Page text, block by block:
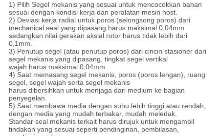
1) Pilih Segel mekanis yang sesuai untuk mencocokkan bahan
sesuai dengan kondisi kerja dan peralatan mesin host.
2) Deviasi kerja radial untuk poros (selongsong poros) dari
mechanical seal yang dipasang harus maksimal 0,04mm
sedangkan nilai gerakan aksial rotor harus tidak lebih dari
0,1mm.
3) Penutup segel (atau penutup poros) dari cincin stasioner dari
segel mekanis yang dipasang, tingkat segel vertikal
wajah harus maksimal 0,04mm.
4) Saat memasang segel mekanis, poros (poros lengan), ruang
segel, segel wajah serta segel mekanis
harus dibersihkan untuk menjaga dari medium ke bagian
penyegelan.
5) Saat membawa media dengan suhu lebih tinggi atau rendah,
dengan media yang mudah terbakar, mudah meledak.
Standar seal mekanis terkait harus dirujuk untuk mengambil
tindakan yang sesuai seperti pendinginan, pembilasan,